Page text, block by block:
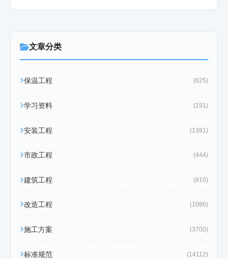
文章分类
保温工程 (625)
学习资料 (191)
安装工程 (1391)
市政工程 (444)
建筑工程 (810)
改造工程 (1086)
施工方案 (3700)
标准规范 (14112)